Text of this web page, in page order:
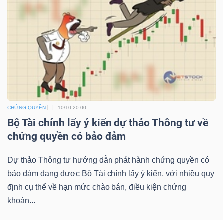
CHỨNG QUYỀN 10/10 20:00
Bộ Tài chính lấy ý kiến dự thảo Thông tư về
chứng quyền có bảo đảm
Dự thảo Thông tư hướng dẫn phát hành chứng quyền có
bảo đảm đang được Bộ Tài chính lấy ý kiến, với nhiều quy
định cụ thể về hạn mức chào bán, điều kiện chứng
khoán...
NGUYÊN
NGHIỆP
TIÊU
DÙNG
KHÔNG